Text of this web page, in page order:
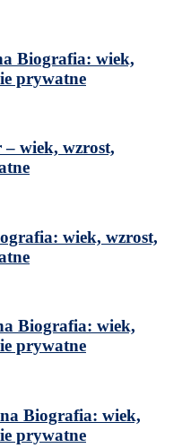
Biografia: wiek,
prywatne
– wiek, wzrost,
wiek, wzrost,
Biografia: wiek,
prywatne
Biografia: wiek,
prywatne